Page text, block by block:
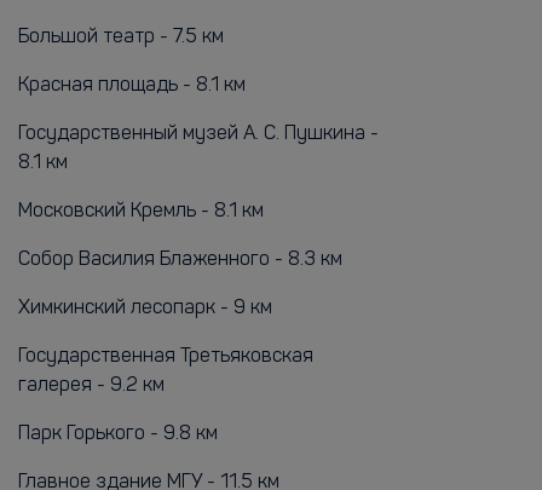
Большой театр - 7.5 км
Красная площадь - 8.1 км
Государственный музей А. С. Пушкина -
8.1 км
Московский Кремль - 8.1 км
Собор Василия Блаженного - 8.3 км
Химкинский лесопарк - 9 км
Государственная Третьяковская
галерея - 9.2 км
Парк Горького - 9.8 км
Главное здание МГУ - 11.5 км